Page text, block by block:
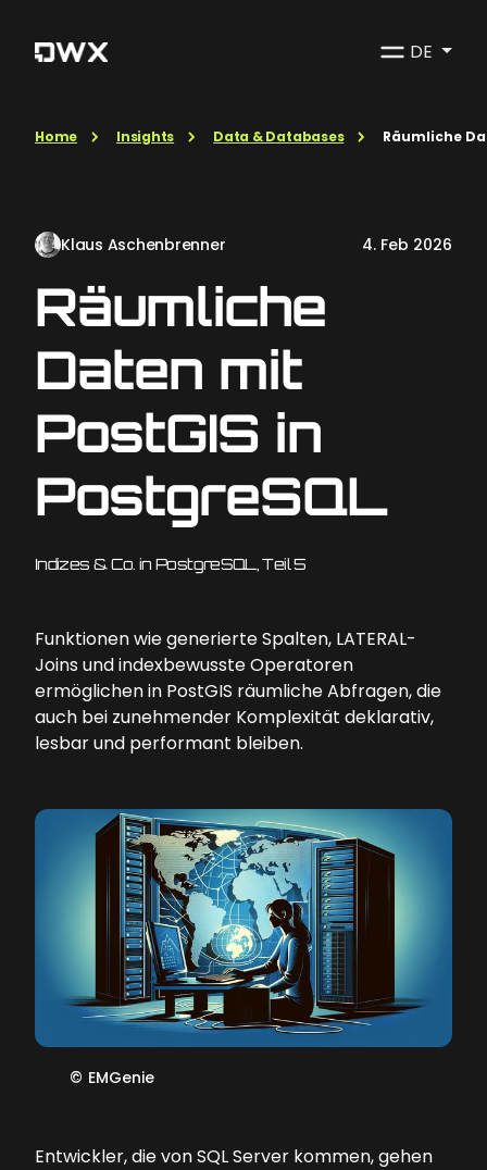
DE
Home Insights Data & Databases Räumliche
Klaus Aschenbrenner 4. Feb 2026
Räumliche
Daten mit
PostGIS in
PostgreSQL
Indizes & Co. in PostgreSQL, Teil 5
Funktionen wie generierte Spalten, LATERAL-
Joins und indexbewusste Operatoren
ermöglichen in PostGIS räumliche Abfragen, die
auch bei zunehmender Komplexität deklarativ,
lesbar und performant bleiben.
© EMGenie
Entwickler, die von SQL Server kommen, gehen